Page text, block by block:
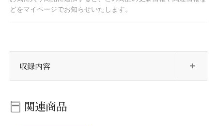
どをマイページでお知らせいたします。
収録内容
関連商品